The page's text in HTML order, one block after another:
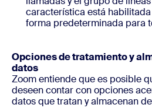
característica está
forma predeterminada para
Opciones de tratamiento y
datos
Zoom entiende que es posible
deseen contar con opciones
datos que tratan y almacenan